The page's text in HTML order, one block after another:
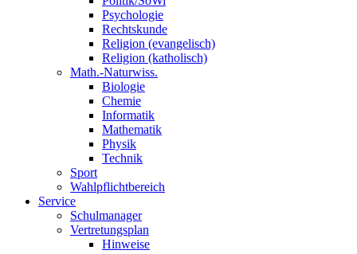
Psychologie
Rechtskunde
Religion (evangelisch)
Religion (katholisch)
Math.-Naturwiss.
Biologie
Chemie
Informatik
Mathematik
Physik
Technik
Sport
Wahlpflichtbereich
Service
Schulmanager
Vertretungsplan
Hinweise